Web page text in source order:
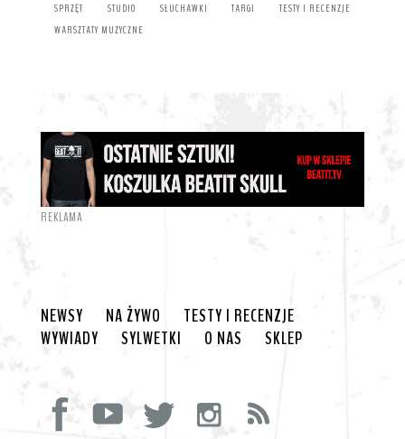
SPRZĘT
STUDIO SŁUCHAWKI TARGI
TESTY I RECENZJE
WARSZTATY MUZYCZNE
REKLAMA
NEWSY NA ŻYWO
TESTY I RECENZJE
WYWIADY
SYLWETKI O NAS SKLEP